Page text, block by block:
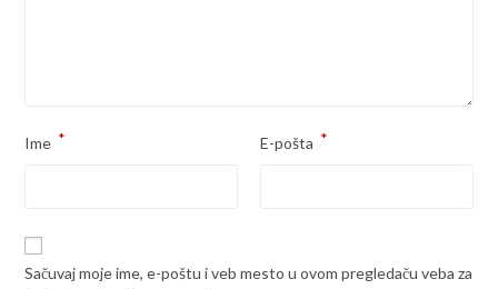
Ime * E-pošta *
Sačuvaj moje ime, e-poštu i veb mesto u ovom pregledaču veba za